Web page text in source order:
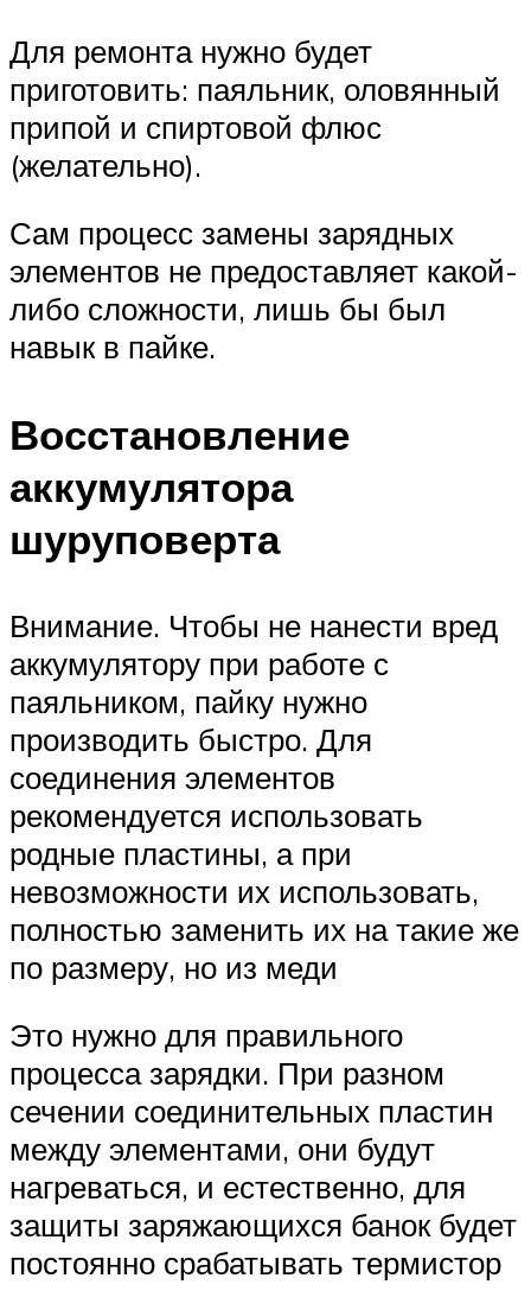
Для ремонта нужно будет
приготовить: паяльник, оловянный
припой и спиртовой флюс
(желательно).
Сам процесс замены зарядных
элементов не предоставляет какой-
либо сложности, лишь бы был
навык в пайке.
Восстановление
аккумулятора
шуруповерта
Внимание. Чтобы не нанести вред
аккумулятору при работе с
паяльником, пайку нужно
производить быстро. Для
соединения элементов
рекомендуется использовать
родные пластины, а при
невозможности их использовать,
полностью заменить их на такие же
по размеру, но из меди
Это нужно для правильного
процесса зарядки. При разном
сечении соединительных пластин
между элементами, они будут
нагреваться, и естественно, для
защиты заряжающихся банок будет
постоянно срабатывать термистор